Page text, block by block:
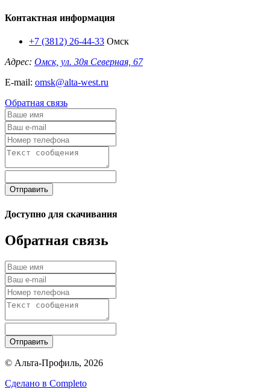
Контактная информация
+7 (3812) 26-44-33 Омск
Адрес: Омск, ул. 30я Северная, 67
E-mail: omsk@alta-west.ru
Обратная связь
Отправить
Доступно для скачивания
Обратная связь
Отправить
© Альта-Профиль, 2026
Сделано в Completo